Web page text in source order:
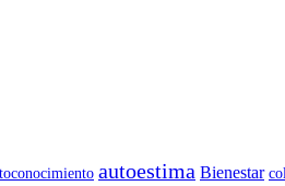
autoestima Bienestar